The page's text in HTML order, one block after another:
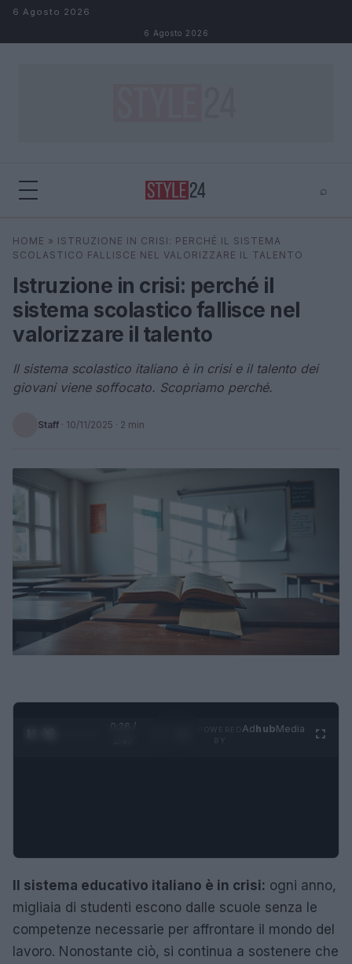
Salta al contenuto
6 Agosto 2026
6 Agosto 2026
⌕
Cerca
HOME » ISTRUZIONE IN CRISI: PERCHÉ IL SISTEMA
SCOLASTICO FALLISCE NEL VALORIZZARE IL TALENTO
Istruzione in crisi: perché il
sistema scolastico fallisce nel
valorizzare il talento
Il sistema scolastico italiano è in crisi e il talento dei
giovani viene soffocato. Scopriamo perché.
Staff · 10/11/2025 · 2 min
0:27 /
AdhubMedia
Il sistema educativo italiano è in crisi: ogni anno,
migliaia di studenti escono dalle scuole senza le
competenze necessarie per affrontare il mondo del
lavoro. Nonostante ciò, si continua a sostenere che